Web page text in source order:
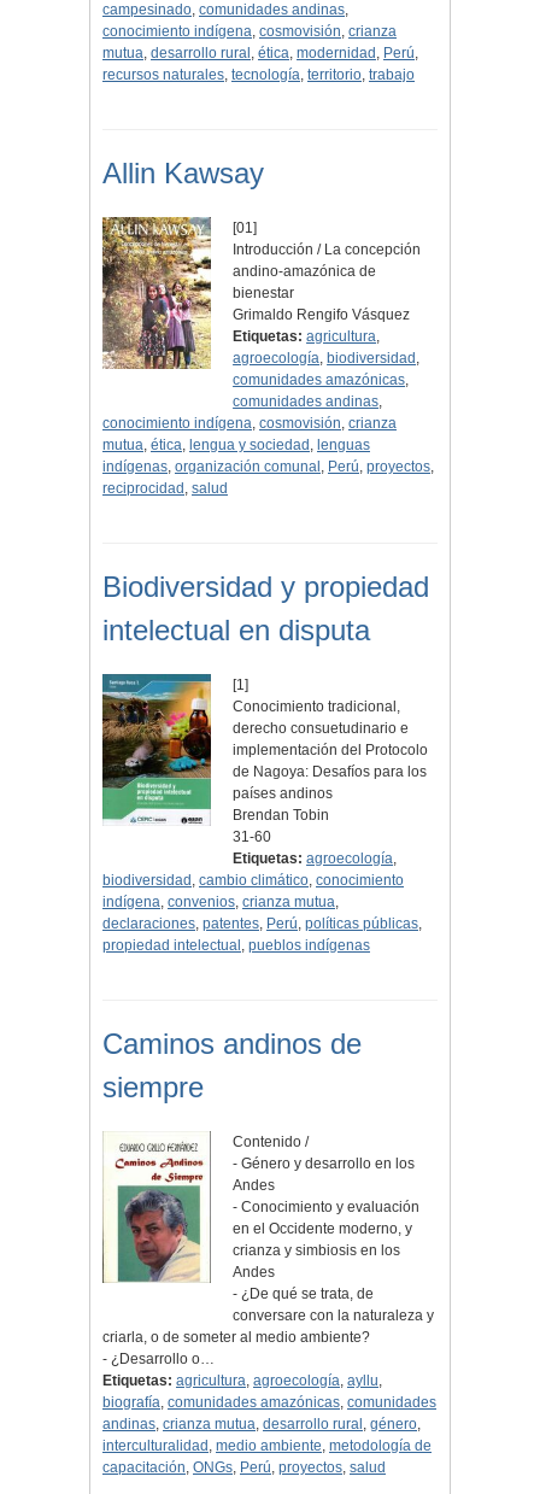
campesinado, comunidades andinas,
conocimiento indígena, cosmovisión, crianza
mutua, desarrollo rural , ética, modernidad , Perú,
recursos naturales, tecnología, territorio, trabajo
Allin Kawsay
[01]
Introducción / La concepción
andino-amazónica de
bienestar
Grimaldo Rengifo Vásquez
Etiquetas: agricultura,
agroecología, biodiversidad ,
comunidades amazónicas,
comunidades andinas,
conocimiento indígena, cosmovisión, crianza
mutua, ética, lengua y sociedad , lenguas
indígenas, organización comunal , Perú, proyectos,
reciprocidad , salud
Biodiversidad y propiedad
intelectual en disputa
[1]
Conocimiento tradicional,
derecho consuetudinario e
implementación del Protocolo
de Nagoya: Desafíos para los
países andinos
Brendan Tobin
31-60
Etiquetas: agroecología,
biodiversidad , cambio climático, conocimiento
indígena, convenios, crianza mutua,
declaraciones, patentes, Perú, políticas públicas,
propiedad intelectual , pueblos indígenas
Caminos andinos de
siempre
Contenido /
- Género y desarrollo en los
Andes
- Conocimiento y evaluación
en el Occidente moderno, y
crianza y simbiosis en los
Andes
- ¿De qué se trata, de
conversare con la naturaleza y
criarla, o de someter al medio ambiente?
- ¿Desarrollo o…
Etiquetas: agricultura, agroecología, ayllu,
biografía, comunidades amazónicas, comunidades
andinas, crianza mutua, desarrollo rural , género,
interculturalidad , medio ambiente, metodología de
capacitación, ONGs, Perú, proyectos, salud